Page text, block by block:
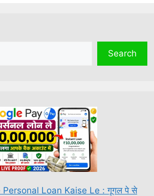
Search
Personal Loan Kaise Le : गूगल पे से